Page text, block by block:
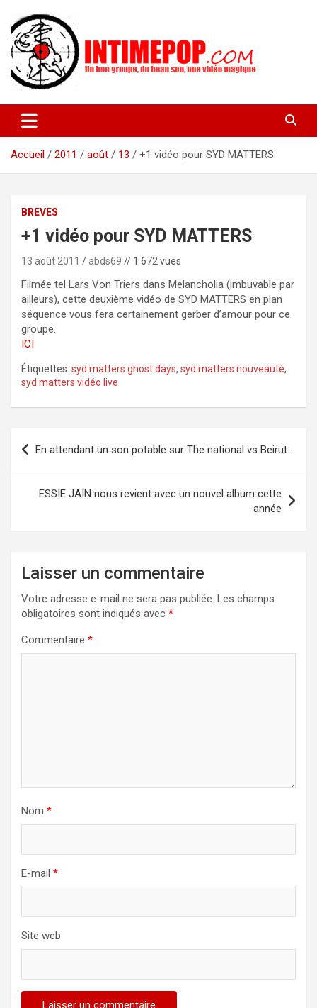
contenu
intimepop.com
actuelles pop rock, post-rock, indé sur Lyon. rock pop concert
lyon
Accueil
2011 août 13 +1 vidéo pour SYD MATTERS
BREVES
+1 vidéo pour SYD MATTERS
13 août 2011 abds69 // 1 672 vues
Filmée tel Lars Von Triers dans Melancholia (imbuvable par
ailleurs), cette deuxième vidéo de SYD MATTERS en plan
séquence vous fera certainement gerber d’amour pour ce
groupe.
ICI
Étiquettes: syd matters ghost days, syd matters nouveauté,
syd matters vidéo live
Navigation
de
l’article
En attendant un son potable sur The national vs Beirut…
ESSIE JAIN nous revient avec un nouvel album cette
année
Laisser un commentaire
Votre adresse e-mail ne sera pas publiée. Les champs
obligatoires sont indiqués avec *
Commentaire *
Nom *
E-mail *
Site web